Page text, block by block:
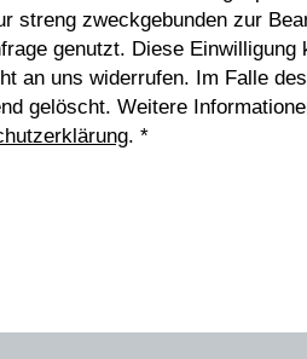
streng zweckgebunden zur
genutzt. Diese Einwilligung
an uns widerrufen. Im Falle
gelöscht. Weitere
. *